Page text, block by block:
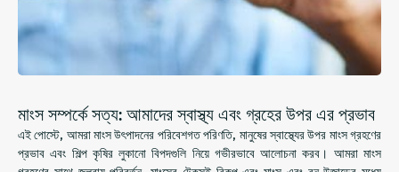
মাংস সম্পর্কে সত্য: আমাদের স্বাস্থ্য এবং গ্রহের উপর এর প্রভাব
এই পোস্টে, আমরা মাংস উৎপাদনের পরিবেশগত পরিণতি, মানুষের স্বাস্থ্যের উপর মাংস গ্রহণের
প্রভাব এবং শিল্প কৃষির লুকানো বিপদগুলি নিয়ে গভীরভাবে আলোচনা করব। আমরা মাংস